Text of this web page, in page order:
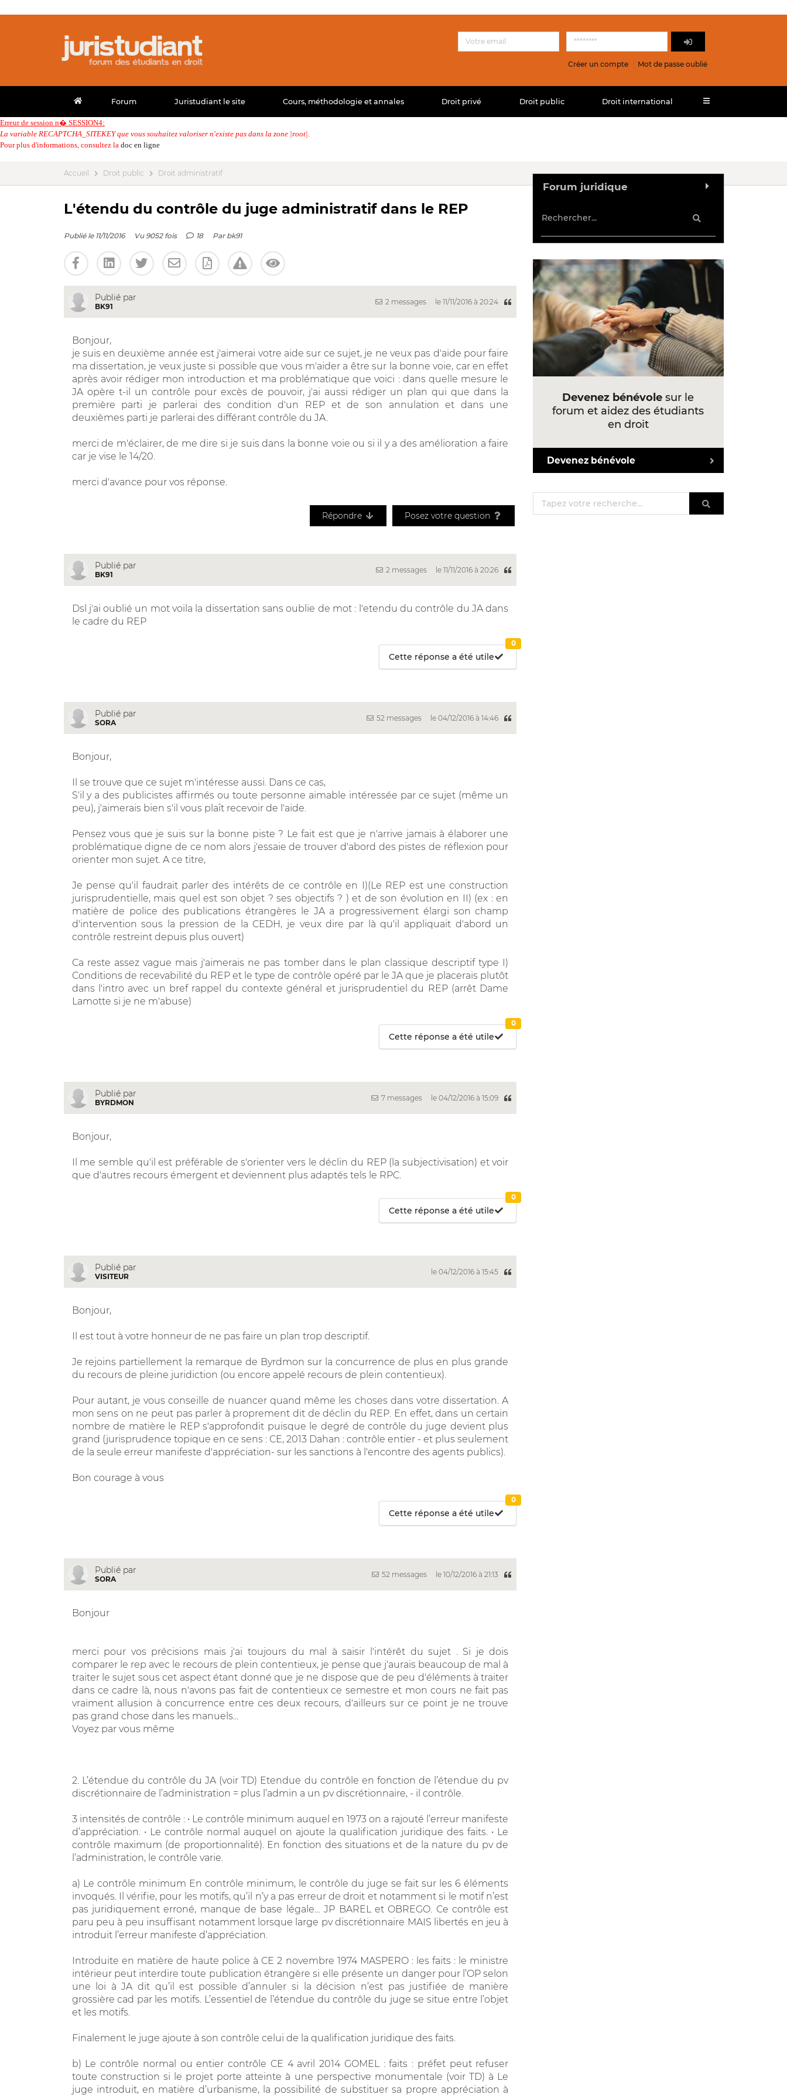
Créer un compte Mot de passe oublié
Forum Juristudiant le site Cours, méthodologie et annales Droit privé Droit public Droit international
Erreur de session n� SESSION4:
La variable RECAPTCHA_SITEKEY que vous souhaitez valoriser n'existe pas dans la zone |root|.
Pour plus d'informations, consultez la doc en ligne
Accueil Droit public Droit administratif
L'étendu du contrôle du juge administratif dans le REP
Publié le 11/11/2016 Vu 9052 fois 18 Par bk91
Publié par
BK91
2 messages le 11/11/2016 à 20:24
Bonjour,
je suis en deuxième année est j'aimerai votre aide sur ce sujet, je ne veux pas d'aide pour faire
ma dissertation, je veux juste si possible que vous m'aider a être sur la bonne voie, car en effet
après avoir rédiger mon introduction et ma problématique que voici : dans quelle mesure le
JA opère t-il un contrôle pour excès de pouvoir, j'ai aussi rédiger un plan qui que dans la
première parti je parlerai des condition d'un REP et de son annulation et dans une
deuxièmes parti je parlerai des différant contrôle du JA.
merci de m'éclairer, de me dire si je suis dans la bonne voie ou si il y a des amélioration a faire
car je vise le 14/20.
merci d'avance pour vos réponse.
Répondre Posez votre question
Publié par
BK91
2 messages le 11/11/2016 à 20:26
Dsl j'ai oublié un mot voila la dissertation sans oublie de mot : l'etendu du contrôle du JA dans
le cadre du REP
Cette réponse a été utile
0
Publié par
SORA
52 messages le 04/12/2016 à 14:46
Bonjour,
Il se trouve que ce sujet m'intéresse aussi. Dans ce cas,
S'il y a des publicistes affirmés ou toute personne aimable intéressée par ce sujet (même un
peu), j'aimerais bien s'il vous plaît recevoir de l'aide.
Pensez vous que je suis sur la bonne piste ? Le fait est que je n'arrive jamais à élaborer une
problématique digne de ce nom alors j'essaie de trouver d'abord des pistes de réflexion pour
orienter mon sujet. A ce titre,
Je pense qu'il faudrait parler des intérêts de ce contrôle en I)(Le REP est une construction
jurisprudentielle, mais quel est son objet ? ses objectifs ? ) et de son évolution en II) (ex : en
matière de police des publications étrangères le JA a progressivement élargi son champ
d'intervention sous la pression de la CEDH, je veux dire par là qu'il appliquait d'abord un
contrôle restreint depuis plus ouvert)
Ca reste assez vague mais j'aimerais ne pas tomber dans le plan classique descriptif type I)
Conditions de recevabilité du REP et le type de contrôle opéré par le JA que je placerais plutôt
dans l'intro avec un bref rappel du contexte général et jurisprudentiel du REP (arrêt Dame
Lamotte si je ne m'abuse)
Cette réponse a été utile
0
Publié par
BYRDMON
7 messages le 04/12/2016 à 15:09
Bonjour,
Il me semble qu'il est préférable de s'orienter vers le déclin du REP (la subjectivisation) et voir
que d'autres recours émergent et deviennent plus adaptés tels le RPC.
Cette réponse a été utile
0
Publié par
VISITEUR
le 04/12/2016 à 15:45
Bonjour,
Il est tout à votre honneur de ne pas faire un plan trop descriptif.
Je rejoins partiellement la remarque de Byrdmon sur la concurrence de plus en plus grande
du recours de pleine juridiction (ou encore appelé recours de plein contentieux).
Pour autant, je vous conseille de nuancer quand même les choses dans votre dissertation. A
mon sens on ne peut pas parler à proprement dit de déclin du REP. En effet, dans un certain
nombre de matière le REP s'approfondit puisque le degré de contrôle du juge devient plus
grand (jurisprudence topique en ce sens : CE, 2013 Dahan : contrôle entier - et plus seulement
de la seule erreur manifeste d'appréciation- sur les sanctions à l'encontre des agents publics).
Bon courage à vous
Cette réponse a été utile
0
Publié par
SORA
52 messages le 10/12/2016 à 21:13
Bonjour
merci pour vos précisions mais j'ai toujours du mal à saisir l'intérêt du sujet . Si je dois
comparer le rep avec le recours de plein contentieux, je pense que j'aurais beaucoup de mal à
traiter le sujet sous cet aspect étant donné que je ne dispose que de peu d'éléments à traiter
dans ce cadre là, nous n'avons pas fait de contentieux ce semestre et mon cours ne fait pas
vraiment allusion à concurrence entre ces deux recours, d'ailleurs sur ce point je ne trouve
pas grand chose dans les manuels...
Voyez par vous même
2. L’étendue du contrôle du JA (voir TD) Etendue du contrôle en fonction de l’étendue du pv
discrétionnaire de l’administration = plus l’admin a un pv discrétionnaire, - il contrôle.
3 intensités de contrôle : • Le contrôle minimum auquel en 1973 on a rajouté l’erreur manifeste
d’appréciation. • Le contrôle normal auquel on ajoute la qualification juridique des faits. • Le
contrôle maximum (de proportionnalité). En fonction des situations et de la nature du pv de
l’administration, le contrôle varie.
a) Le contrôle minimum En contrôle minimum, le contrôle du juge se fait sur les 6 éléments
invoqués. Il vérifie, pour les motifs, qu’il n’y a pas erreur de droit et notamment si le motif n’est
pas juridiquement erroné, manque de base légale… JP BAREL et OBREGO. Ce contrôle est
paru peu à peu insuffisant notamment lorsque large pv discrétionnaire MAIS libertés en jeu à
introduit l’erreur manifeste d’appréciation.
Introduite en matière de haute police à CE 2 novembre 1974 MASPERO : les faits : le ministre
intérieur peut interdire toute publication étrangère si elle présente un danger pour l’OP selon
une loi à JA dit qu’il est possible d’annuler si la décision n’est pas justifiée de manière
grossière cad par les motifs. L’essentiel de l’étendue du contrôle du juge se situe entre l’objet
et les motifs.
Finalement le juge ajoute à son contrôle celui de la qualification juridique des faits.
b) Le contrôle normal ou entier contrôle CE 4 avril 2014 GOMEL : faits : préfet peut refuser
toute construction si le projet porte atteinte à une perspective monumentale (voir TD) à Le
juge introduit, en matière d’urbanisme, la possibilité de substituer sa propre appréciation à
Forum juridique
Devenez bénévole sur le
forum et aidez des étudiants
en droit
Devenez bénévole